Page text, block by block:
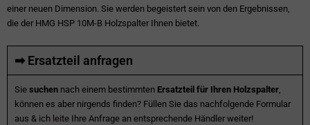
einer neuen Dimension. Sie werden begeistert sein von den Ergebnissen,
die der HMG HSP 10M-B Holzspalter Ihnen bietet.
➡ Ersatzteil anfragen
Sie suchen nach einem bestimmten Ersatzteil für Ihren Holzspalter,
können es aber nirgends finden? Füllen Sie das nachfolgende Formular
aus & ich leite Ihre Anfrage an entsprechende Händler weiter!